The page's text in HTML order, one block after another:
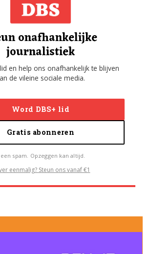
onafhankelijke
journalistiek
en help ons onafhankelijk te blijven
de vileine sociale media.
Word DBS+ lid
Gratis abonneren
spam. Opzeggen kan altijd.
eenmalig? Steun ons vanaf €1